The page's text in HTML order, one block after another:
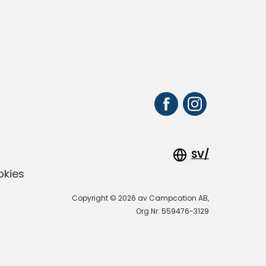
SV/
Copyright © 2026 av Campcation AB,
Org.Nr: 559476-3129